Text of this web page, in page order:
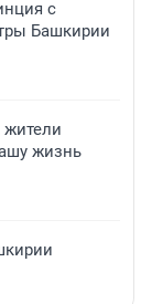
с
Башкирии
жизнь